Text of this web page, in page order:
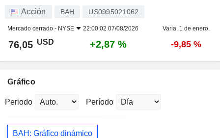
Acción BAH US0995021062
Mercado cerrado - NYSE 22:00:02 07/08/2026 Varia. 1 de enero.
76,05 USD +2,87 % -9,85 %
Gráfico
Periodo Período
BAH: Gráfico dinámico